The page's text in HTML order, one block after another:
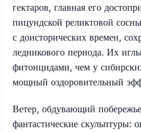
гектаров, главная его
пицундской реликтовой
с доисторических времен,
ледникового периода. Их
фитонцидами, чем у
мощный оздоровительный
Ветер, обдувающий
фантастические скульптуры: